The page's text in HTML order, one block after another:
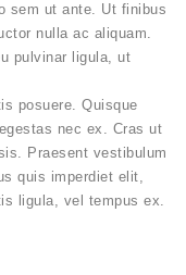
sem ut ante. Ut finibus
nulla ac aliquam.
pulvinar ligula, ut
posuere. Quisque
nec ex. Cras ut
Praesent vestibulum
quis imperdiet elit,
ligula, vel tempus ex.